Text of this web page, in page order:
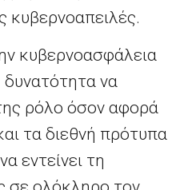
κυβερνοαπειλές.
κυβερνοασφάλεια
δυνατότητα να
ρόλο όσον αφορά
τα διεθνή πρότυπα
εντείνει τη